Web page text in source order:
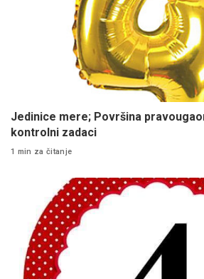
Jedinice mere; Površina
kontrolni zadaci
1 min za čitanje